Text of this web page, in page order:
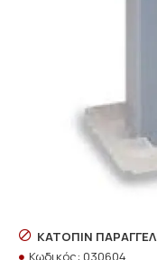
ΚΑΤΌΠΙΝ
Κωδικός: 030604